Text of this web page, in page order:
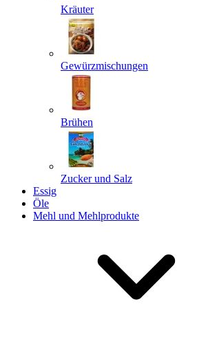
Kräuter
Gewürzmischungen
Brühen
Zucker und Salz
Essig
Öle
Mehl und Mehlprodukte